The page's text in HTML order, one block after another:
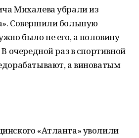
Михалева убрали из
Совершили большую
было не его, а половину
очередной раз в спортивной
а виноватым
«Атланта» уволили